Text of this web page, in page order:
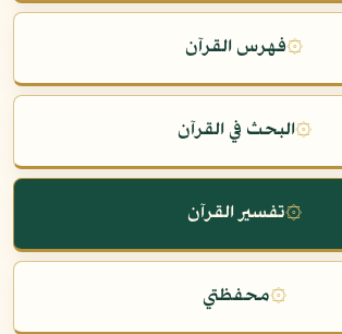
۞فهرس القرآن
۞البحث في القرآن
۞تفسير القرآن
۞محفظتي